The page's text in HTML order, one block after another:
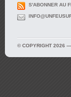
S'ABONNER AU
© COPYRIGHT 2026 —